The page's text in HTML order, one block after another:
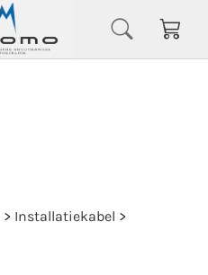
> Installatiekabel >